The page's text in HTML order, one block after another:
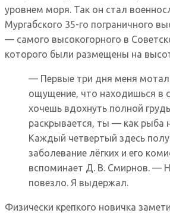
уровнем моря. Так он стал
Мургабского 35-го пограничного
— самого высокогорного в
которого были размещены на
— Первые три дня меня
ощущение, что находишься в
хочешь вдохнуть полной
раскрывается, ты — как рыба
Каждый четвертый здесь
заболевание лёгких и его
вспоминает Д. В. Смирнов. —
повезло. Я выдержал.
Физически крепкого новичка